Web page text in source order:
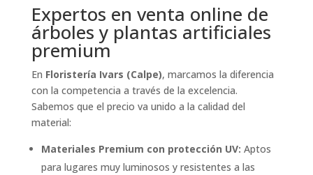
Expertos en venta online de
árboles y plantas artificiales
premium
En Floristería Ivars (Calpe), marcamos la diferencia
con la competencia a través de la excelencia.
Sabemos que el precio va unido a la calidad del
material:
Materiales Premium con protección UV: Aptos
para lugares muy luminosos y resistentes a las